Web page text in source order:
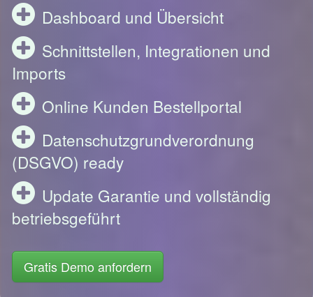
Dashboard und Übersicht
Schnittstellen, Integrationen und
Imports
Online Kunden Bestellportal
Datenschutzgrundverordnung
(DSGVO) ready
Update Garantie und vollständig
betriebsgeführt
Gratis Demo anfordern